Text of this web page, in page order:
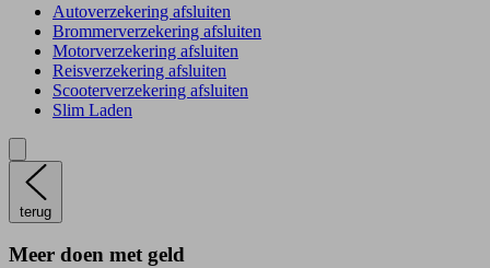
Autoverzekering afsluiten
Brommerverzekering afsluiten
Motorverzekering afsluiten
Reisverzekering afsluiten
Scooterverzekering afsluiten
Slim Laden
terug
Meer doen met geld